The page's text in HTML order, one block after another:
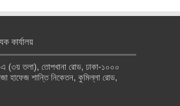
কার্যালয়
(৩য় তলা), তোপখানা রোড, ঢাকা-১০০০
হাফেজ শান্তি নিকেতন, কুমিল্লা রোড,